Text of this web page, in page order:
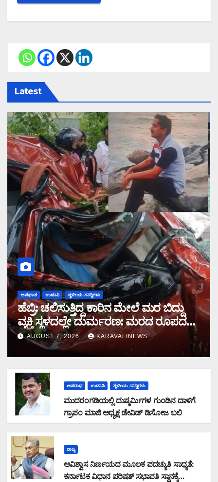
Latest
ಅಪಘಾತ ಉಡುಪಿ ಸ್ಥಳೀಯ ಸುದ್ದಿಗಳು
ಹೆಬ್ರಿ: ಚಲಿಸುತ್ತಿದ್ದ ಕಾರಿನ ಮೇಲೆ ಮರ ಬಿದ್ದು
ವ್ಯಕ್ತಿ ಸ್ಥಳದಲ್ಲೇ ದುರ್ಮರಣ: ಮರದ ರೂಪದಲ್ಲಿ
ಕಾದಿದ್ದ ಜವರಾಯ
AUGUST 7, 2026 KARAVALINEWS
ಅಪರಾಧ ಉಡುಪಿ ಸ್ಥಳೀಯ ಸುದ್ದಿಗಳು
ಮುದರಂಗಡಿಯಲ್ಲಿ ದುಷ್ಕರ್ಮಿಗಳ ಗುಂಡಿನ ದಾಳಿಗೆ
ಗ್ರಾಪಂ ಮಾಜಿ ಅಧ್ಯಕ್ಷ ಡೇವಿಡ್ ಡಿಸೋಜ ಬಲಿ
ರಾಜ್ಯ
ಅವಿಶ್ವಾಸ ನಿರ್ಣಯದ ಮೂಲಕ ಪದಚ್ಯುತಿ ಸಾಧ್ಯತೆ:
ಕರ್ನಾಟಕ ವಿಧಾನ ಪರಿಷತ್ ಸಭಾಪತಿ ಸ್ಥಾನಕ್ಕೆ